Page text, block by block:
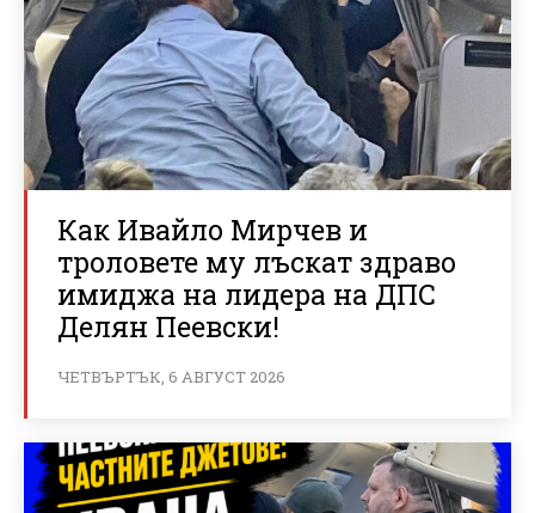
Как Ивайло Мирчев и
троловете му лъскат здраво
имиджа на лидера на ДПС
Делян Пеевски!
ЧЕТВЪРТЪК, 6 АВГУСТ 2026